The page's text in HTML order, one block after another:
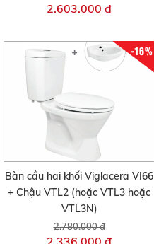
2.603.000 đ
-16%
Bàn cầu hai khối Viglacera VI66
+ Chậu VTL2 (hoặc VTL3 hoặc
VTL3N)
2.780.000 đ